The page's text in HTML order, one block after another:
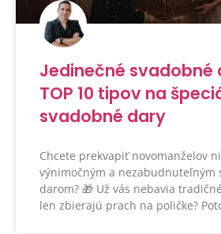
Jedinečné svadobné
TOP 10 tipov na
svadobné dary
Chcete prekvapiť novomanželov
výnimočným a nezabudnuteľným
darom? 🎁 Už vás nebavia
len zbierajú prach na poličke?